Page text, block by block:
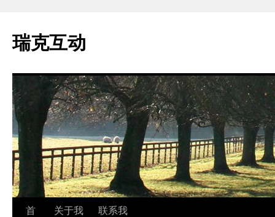
瑞克互动
跳首
关于我
联系我